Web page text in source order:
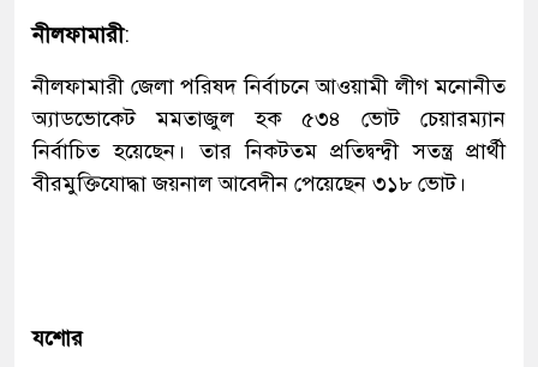
নীলফামারী:
নীলফামারী জেলা পরিষদ নির্বাচনে আওয়ামী লীগ মনোনীত
অ্যাডভোকেট মমতাজুল হক ৫৩৪ ভোট চেয়ারম্যান
নির্বাচিত হয়েছেন। তার নিকটতম প্রতিদ্বন্দ্বী সতন্ত্র প্রার্থী
বীরমুক্তিযোদ্ধা জয়নাল আবেদীন পেয়েছেন ৩১৮ ভোট।
যশোর